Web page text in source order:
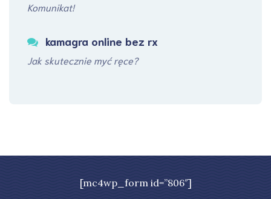
Komunikat!
kamagra online bez rx
Jak skutecznie myć ręce?
[mc4wp_form id=”806″]